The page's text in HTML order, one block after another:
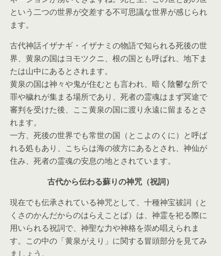
という二つの世界が交差する不可思議な世界が感じられ
ます。
古代神話イザナギ・イザナミの物語で知られる死後の世
界、黄泉の国はヨモツクニ、根の国とも呼ばれ、地下ま
たは山中にあるとされます。
黄泉の国は神々や鬼が住むとも言われ、暗く陰鬱な所で
罪や穢れが集まる場所であり、死者の霊魂はまず冥途で
審判を受けた後、ここ黄泉の国に渡り永遠に留まるとさ
れます。
一方、死後の世界でも常世の国（とこよのくに）と呼ば
れる処もあり、こちらは海の彼方にあるとされ、神仙が
住み、死者の霊魂の安息の地とされています。
古代から伝わる蘇りの神咒（祝詞）
現在でも伝承されている神咒として、十種神宝祓詞（と
くさのかんだからのはらえことば）は、神霊を祀る際に
用いられる祝詞で、神聖な力や神格を崇め唱えられま
す。この中の「黄泉がえり」に関する冒頭部分を見てみ
ましょう。